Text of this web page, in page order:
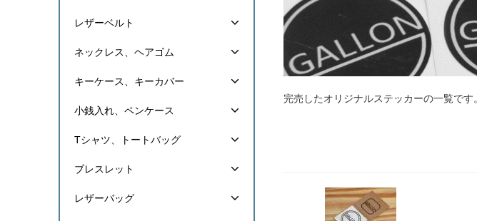
完売したオリジナルステッカーの一覧で
レザーベルト
ネックレス、ヘアゴム
キーケース、キーカバー
小銭入れ、ペンケース
Tシャツ、トートバッグ
ブレスレット
レザーバッグ